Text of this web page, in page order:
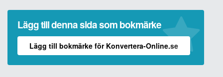
Lägg till denna sida som bokmärke
Lägg till bokmärke för Konvertera-Online.se